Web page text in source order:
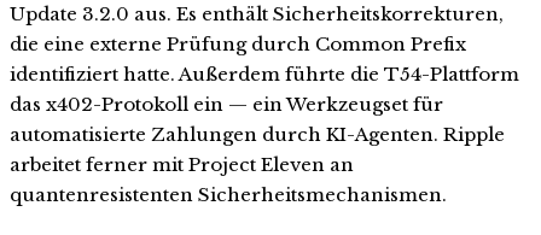
Update 3.2.0 aus. Es enthält Sicherheitskorrekturen,
die eine externe Prüfung durch Common Prefix
identifiziert hatte. Außerdem führte die T54-Plattform
das x402-Protokoll ein — ein Werkzeugset für
automatisierte Zahlungen durch KI-Agenten. Ripple
arbeitet ferner mit Project Eleven an
quantenresistenten Sicherheitsmechanismen.